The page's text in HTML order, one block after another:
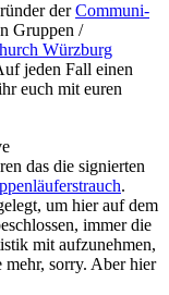
derCommuni-
Gruppen /
Würzburg
jeden Fall einen
euch mit euren
das die signierten
.
um hier auf dem
immer die
mit aufzunehmen,
mehr, sorry. Aber hier